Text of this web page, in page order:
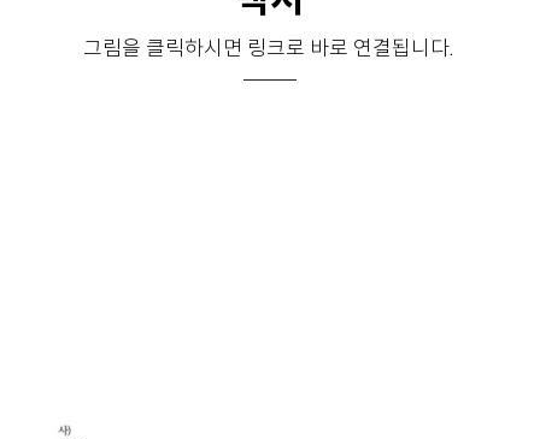
그림을 클릭하시면 링크로 바로 연결됩니다.